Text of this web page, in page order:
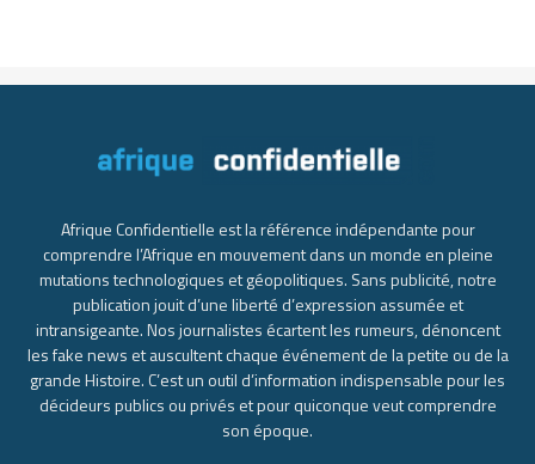
Afrique Confidentielle est la référence indépendante pour
comprendre l’Afrique en mouvement dans un monde en pleine
mutations technologiques et géopolitiques. Sans publicité, notre
publication jouit d’une liberté d’expression assumée et
intransigeante. Nos journalistes écartent les rumeurs, dénoncent
les fake news et auscultent chaque événement de la petite ou de la
grande Histoire. C’est un outil d’information indispensable pour les
décideurs publics ou privés et pour quiconque veut comprendre
son époque.